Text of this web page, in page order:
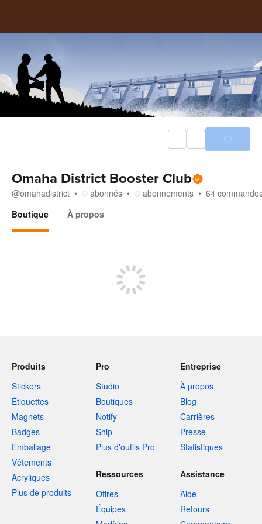
Omaha District Booster Club
@omahadistrict abonnés abonnements 64
Boutique
À propos
Produits
Stickers
Étiquettes
Magnets
Badges
Emballage
Vêtements
Acryliques
Plus de produits
Pro
Studio
Boutiques
Notify
Ship
Plus d'outils Pro
Entreprise
À propos
Blog
Carrières
Presse
Statistiques
Ressources
Offres
Équipes
Assistance
Aide
Retours